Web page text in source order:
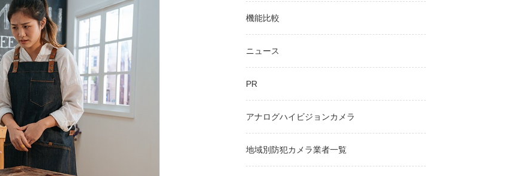
機能比較
ニュース
PR
アナログハイビジョンカメラ
地域別防犯カメラ業者一覧